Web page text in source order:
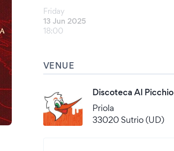
Friday
13 Jun 2025
18:00
VENUE
Discoteca Al Picchio
Priola
33020 Sutrio (UD)